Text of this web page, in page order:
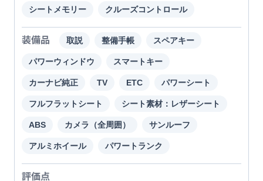
シートメモリー クルーズコントロール
装備品 取説 整備手帳 スペアキー
パワーウィンドウ スマートキー
カーナビ純正 TV ETC パワーシート
フルフラットシート シート素材：レザーシート
ABS カメラ（全周囲） サンルーフ
アルミホイール パワートランク
評価点